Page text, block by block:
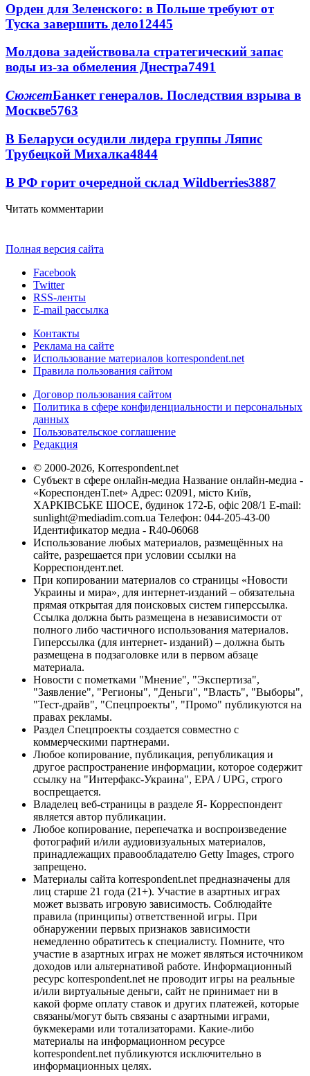
Орден для Зеленского: в Польше требуют от
Туска завершить дело12445
Молдова задействовала стратегический запас
воды из-за обмеления Днестра7491
СюжетБанкет генералов. Последствия взрыва в
Москве5763
В Беларуси осудили лидера группы Ляпис
Трубецкой Михалка4844
В РФ горит очередной склад Wildberries3887
Читать комментарии
Полная версия сайта
Facebook
Twitter
RSS-ленты
E-mail рассылка
Контакты
Реклама на сайте
Использование материалов korrespondent.net
Правила пользования сайтом
Договор пользования сайтом
Политика в сфере конфиденциальности и персональных
данных
Пользовательское соглашение
Редакция
© 2000-2026, Korrespondent.net
Субъект в сфере онлайн-медиа Название онлайн-медиа -
«КореспонденТ.net» Адрес: 02091, місто Київ,
ХАРКІВСЬКЕ ШОСЕ, будинок 172-Б, офіс 208/1 E-mail:
sunlight@mediadim.com.ua Телефон: 044-205-43-00
Идентификатор медиа - R40-06068
Использование любых материалов, размещённых на
сайте, разрешается при условии ссылки на
Корреспондент.net.
При копировании материалов со страницы «Новости
Украины и мира», для интернет-изданий – обязательна
прямая открытая для поисковых систем гиперссылка.
Ссылка должна быть размещена в независимости от
полного либо частичного использования материалов.
Гиперссылка (для интернет- изданий) – должна быть
размещена в подзаголовке или в первом абзаце
материала.
Новости с пометками "Мнение", "Экспертиза",
"Заявление", "Регионы", "Деньги", "Власть", "Выборы",
"Тест-драйв", "Спецпроекты", "Промо" публикуются на
правах рекламы.
Раздел Спецпроекты создается совместно с
коммерческими партнерами.
Любое копирование, публикация, републикация и
другое распространение информации, которое содержит
ссылку на "Интерфакс-Украина", EPA / UPG, строго
воспрещается.
Владелец веб-страницы в разделе Я- Корреспондент
является автор публикации.
Любое копирование, перепечатка и воспроизведение
фотографий и/или аудиовизуальных материалов,
принадлежащих правообладателю Getty Images, строго
запрещено.
Материалы сайта korrespondent.net предназначены для
лиц старше 21 года (21+). Участие в азартных играх
может вызвать игровую зависимость. Соблюдайте
правила (принципы) ответственной игры. При
обнаружении первых признаков зависимости
немедленно обратитесь к специалисту. Помните, что
участие в азартных играх не может являться источником
доходов или альтернативой работе. Информационный
ресурс korrespondent.net не проводит игры на реальные
и/или виртуальные деньги, сайт не принимает ни в
какой форме оплату ставок и других платежей, которые
связаны/могут быть связаны с азартными играми,
букмекерами или тотализаторами. Какие-либо
материалы на информационном ресурсе
korrespondent.net публикуются исключительно в
информационных целях.